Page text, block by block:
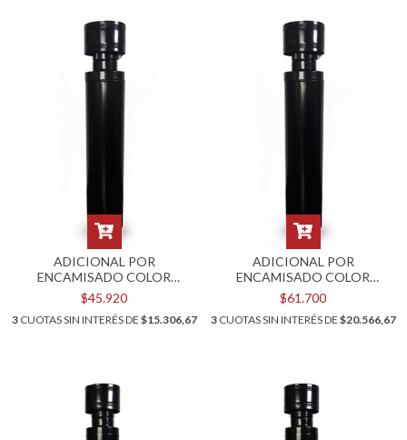
ADICIONAL POR
ENCAMISADO COLOR
NEGRO PARA KIT POR
TECHO DE 6"
$45.920
3CUOTAS SIN INTERÉS DE $15.306,67
ADICIONAL POR
ENCAMISADO COLOR
NEGRO PARA KIT POR
TECHO DE 8"
$61.700
3CUOTAS SIN INTERÉS DE $20.566,67